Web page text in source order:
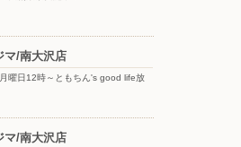
マ/南大沢店
曜日12時～ともちん's good life放
マ/南大沢店